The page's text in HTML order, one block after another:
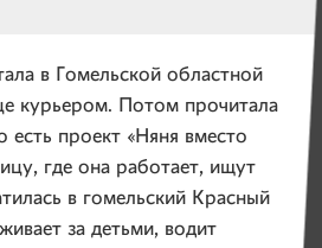
в Гомельской областной
курьером. Потом прочитала
есть проект «Няня вместо
где она работает, ищут
в гомельский Красный
за детьми, водит